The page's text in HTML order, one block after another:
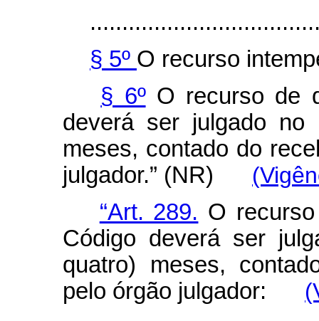
§ 5º O recurso
§ 6ºO recurso de
deverá ser julgado
meses, contado do
julgador.” (NR)
“Art. 289. O
Código deverá ser
quatro) meses,
pelo órgão julgador: